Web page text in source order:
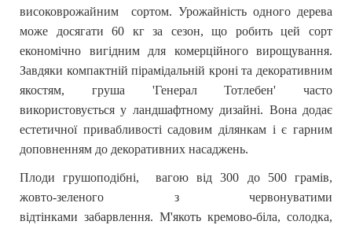
високоврожайним
сортом. Урожайність одного дерева
може досягати 60 кг за сезон, що робить цей сорт
економічно вигідним для комерційного вирощування.
Завдяки компактній пірамідальній кроні та декоративним
якостям, груша 'Генерал Тотлебен' часто
використовується у ландшафтному дизайні. Вона додає
естетичної привабливості садовим ділянкам і є гарним
доповненням до декоративних насаджень.
Плоди грушоподібні, вагою від300 до 500грамів,
жовто-зеленого з червонуватими
відтінками забарвлення. М'якоть кремово-біла, солодка,